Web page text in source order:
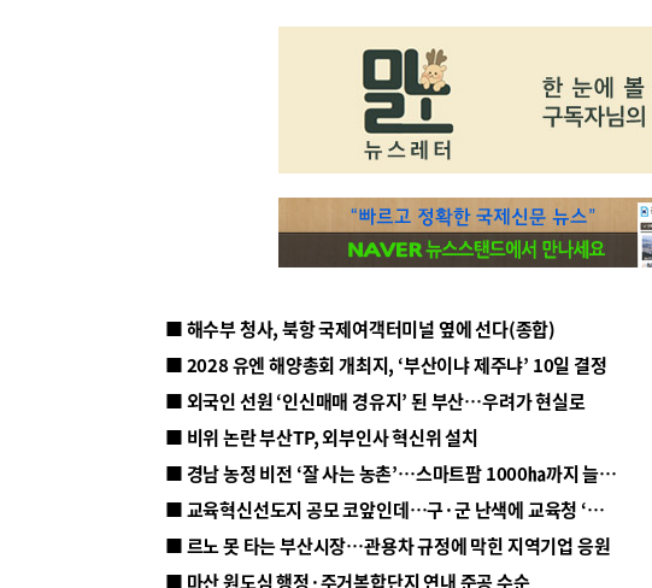
■ 해수부 청사, 북항 국제여객터미널 옆에 선다(종합)
■ 2028 유엔 해양총회 개최지, ‘부산이냐 제주냐’ 10일 결정
■ 외국인 선원 ‘인신매매 경유지’ 된 부산…우려가 현실로
■ 비위 논란 부산TP, 외부인사 혁신위 설치
■ 경남 농정 비전 ‘잘 사는 농촌’…스마트팜 1000㏊까지 늘린다
■ 교육혁신선도지 공모 코앞인데…구·군 난색에 교육청 ‘쩔쩔’
■ 르노 못 타는 부산시장…관용차 규정에 막힌 지역기업 응원
■ 마산 원도심 행정·주거복합단지 연내 준공 수순